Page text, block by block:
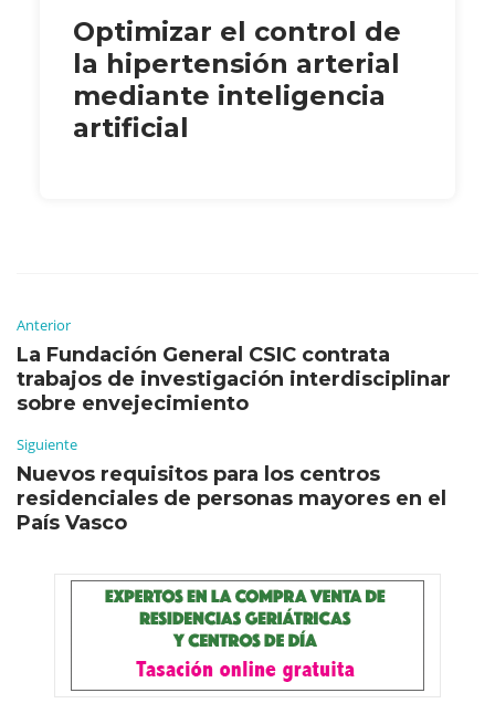
Optimizar el control de
la hipertensión arterial
mediante inteligencia
artificial
Anterior
La Fundación General CSIC contrata
trabajos de investigación interdisciplinar
sobre envejecimiento
Siguiente
Nuevos requisitos para los centros
residenciales de personas mayores en el
País Vasco